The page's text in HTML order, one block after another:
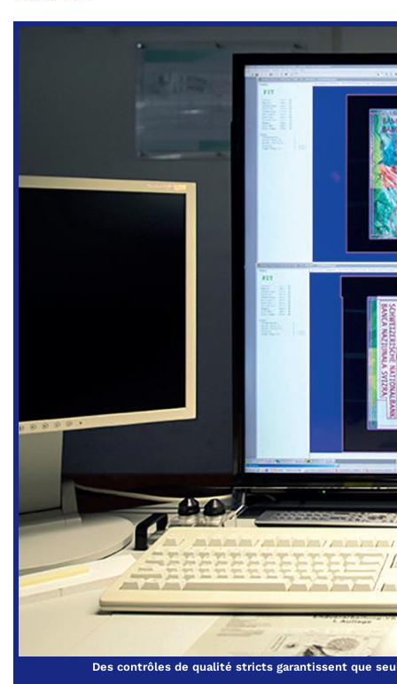
Des contrôles de qualité stricts garantissent que